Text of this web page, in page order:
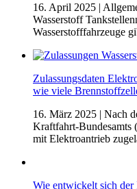
16. April 2025 |
Wasserstoff
Wasserstofffahrzeuge
Zulassungsdaten
wie viele
16. März 2025 | Nach
Kraftfahrt-Bundesamts
mit Elektroantrieb
Wie entwickelt sich der